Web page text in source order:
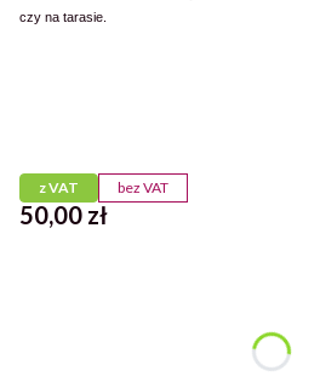
czy na tarasie.
z VAT bez VAT
Cena
50,00 zł